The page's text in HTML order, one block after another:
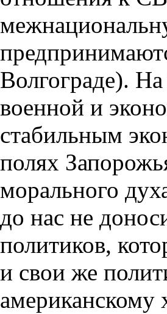
Волгограде).
военной и
стабильным
полях
морального
до нас не
политиков,
и свои же
американскому